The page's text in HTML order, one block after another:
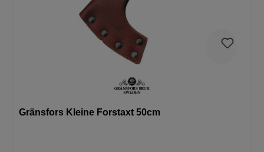
Gränsfors Kleine Forstaxt 50cm